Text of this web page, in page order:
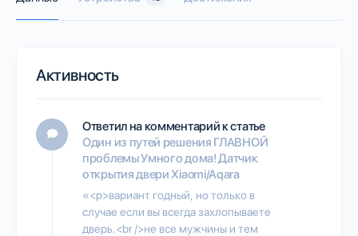
Активность
Ответил на комментарий к статье
Один из путей решения ГЛАВНОЙ
проблемы Умного дома! Датчик
открытия двери Xiaomi/Aqara
«<p>вариант годный, но только в
случае если вы всегда захлопываете
дверь.<br />не все мужчины и тем